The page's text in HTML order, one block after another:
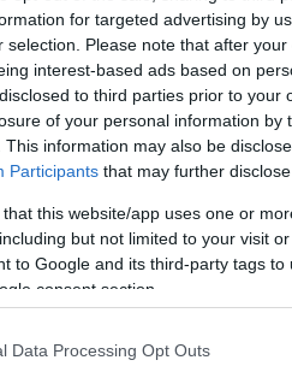
for targeted advertising by
selection. Please note that after
interest-based ads based on
to third parties prior to
of your personal information by
This information may also be
Participants that may further
that this website/app uses one or
but not limited to your visit
to Google and its third-party tags
consent section.
Data Processing Opt Outs
Βλάχου θα πρέπει να